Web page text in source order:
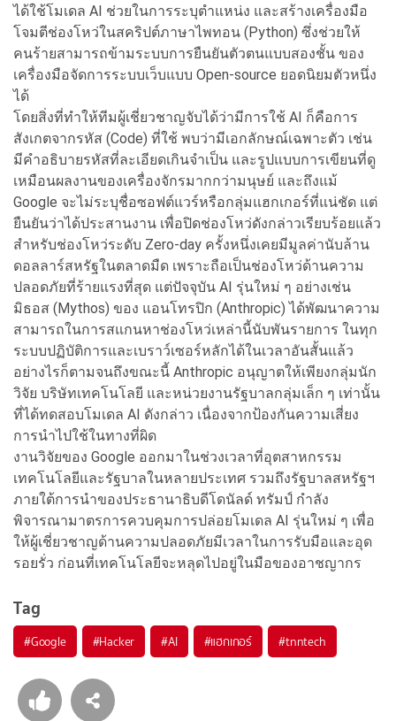
ได้ใช้โมเดล AI ช่วยในการระบุตำแหน่ง และสร้างเครื่องมือ
โจมตีช่องโหว่ในสคริปต์ภาษาไพทอน (Python) ซึ่งช่วยให้
คนร้ายสามารถข้ามระบบการยืนยันตัวตนแบบสองชั้น ของ
เครื่องมือจัดการระบบเว็บแบบ Open-source ยอดนิยมตัวหนึ่ง
ได้
โดยสิ่งที่ทำให้ทีมผู้เชี่ยวชาญจับได้ว่ามีการใช้ AI ก็คือการ
สังเกตจากรหัส (Code) ที่ใช้ พบว่ามีเอกลักษณ์เฉพาะตัว เช่น
มีคำอธิบายรหัสที่ละเอียดเกินจำเป็น และรูปแบบการเขียนที่ดู
เหมือนผลงานของเครื่องจักรมากกว่ามนุษย์ และถึงแม้
Google จะไม่ระบุชื่อซอฟต์แวร์หรือกลุ่มแฮกเกอร์ที่แน่ชัด แต่
ยืนยันว่าได้ประสานงาน เพื่อปิดช่องโหว่ดังกล่าวเรียบร้อยแล้ว
สำหรับช่องโหว่ระดับ Zero-day ครั้งหนึ่งเคยมีมูลค่านับล้าน
ดอลลาร์สหรัฐในตลาดมืด เพราะถือเป็นช่องโหว่ด้านความ
ปลอดภัยที่ร้ายแรงที่สุด แต่ปัจจุบัน AI รุ่นใหม่ ๆ อย่างเช่น
มิธอส (Mythos) ของ แอนโทรปิก (Anthropic) ได้พัฒนาความ
สามารถในการสแกนหาช่องโหว่เหล่านี้นับพันรายการ ในทุก
ระบบปฏิบัติการและเบราว์เซอร์หลักได้ในเวลาอันสั้นแล้ว
อย่างไรก็ตามจนถึงขณะนี้ Anthropic อนุญาตให้เพียงกลุ่มนัก
วิจัย บริษัทเทคโนโลยี และหน่วยงานรัฐบาลกลุ่มเล็ก ๆ เท่านั้น
ที่ได้ทดสอบโมเดล AI ดังกล่าว เนื่องจากป้องกันความเสี่ยง
การนำไปใช้ในทางที่ผิด
งานวิจัยของ Google ออกมาในช่วงเวลาที่อุตสาหกรรม
เทคโนโลยีและรัฐบาลในหลายประเทศ รวมถึงรัฐบาลสหรัฐฯ
ภายใต้การนำของประธานาธิบดีโดนัลด์ ทรัมป์ กำลัง
พิจารณามาตรการควบคุมการปล่อยโมเดล AI รุ่นใหม่ ๆ เพื่อ
ให้ผู้เชี่ยวชาญด้านความปลอดภัยมีเวลาในการรับมือและอุด
รอยรั่ว ก่อนที่เทคโนโลยีจะหลุดไปอยู่ในมือของอาชญากร
Tag
#Google #Hacker #AI #แฮกเกอร์ #tnntech